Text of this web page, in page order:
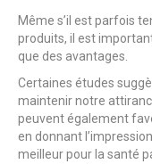
Même s’il est parfois
produits, il est
que des avantages.
Certaines études
maintenir notre
peuvent également
en donnant
meilleur pour la santé